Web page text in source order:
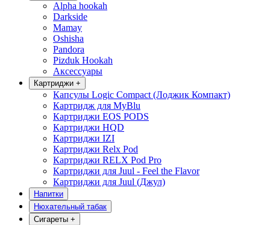
Alpha hookah
Darkside
Mamay
Oshisha
Pandora
Pizduk Hookah
Аксессуары
Картриджи +
Капсулы Logic Compact (Лоджик Компакт)
Картридж для MyBlu
Картриджи EOS PODS
Картриджи HQD
Картриджи IZI
Картриджи Relx Pod
Картриджи RELX Pod Pro
Картриджи для Juul - Feel the Flavor
Картриджи для Juul (Джул)
Напитки
Нюхательный табак
Сигареты +